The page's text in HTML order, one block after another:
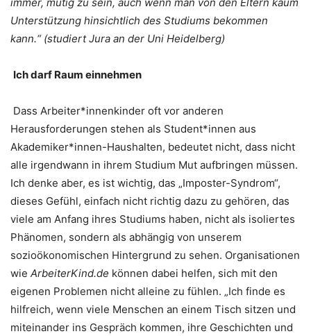
immer, mutig zu sein, auch wenn man von den Eltern kaum
Unterstützung hinsichtlich des Studiums bekommen
kann.“ (studiert Jura an der Uni Heidelberg)
Ich darf Raum einnehmen
Dass Arbeiter*innenkinder oft vor anderen
Herausforderungen stehen als Student*innen aus
Akademiker*innen-Haushalten, bedeutet nicht, dass nicht
alle irgendwann in ihrem Studium Mut aufbringen müssen.
Ich denke aber, es ist wichtig, das „Imposter-Syndrom“,
dieses Gefühl, einfach nicht richtig dazu zu gehören, das
viele am Anfang ihres Studiums haben, nicht als isoliertes
Phänomen, sondern als abhängig von unserem
sozioökonomischen Hintergrund zu sehen. Organisationen
wie ArbeiterKind.de können dabei helfen, sich mit den
eigenen Problemen nicht alleine zu fühlen. „Ich finde es
hilfreich, wenn viele Menschen an einem Tisch sitzen und
miteinander ins Gespräch kommen, ihre Geschichten und